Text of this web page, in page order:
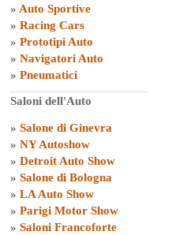
» Auto Sportive
» Racing Cars
» Prototipi Auto
» Navigatori Auto
» Pneumatici
Saloni dell'Auto
» Salone di Ginevra
» NY Autoshow
» Detroit Auto Show
» Salone di Bologna
» LA Auto Show
» Parigi Motor Show
» Saloni Francoforte